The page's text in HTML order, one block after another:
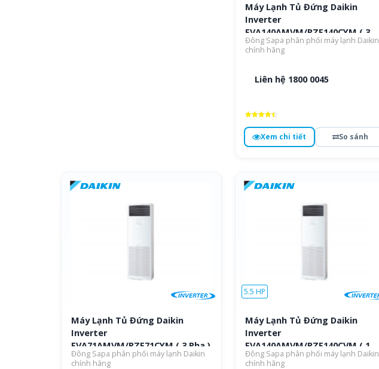
Máy Lạnh Tủ Đứng Daikin
Inverter
FVA140AMVM/RZF140CYM ( 3
Pha )
Đông Sapa phân phối máy lạnh Daikin
chính hãng
Liên hệ 1800 0045
hạng
4.6
5 saoXem chi tiết So sánh
Máy Lạnh Tủ Đứng Daikin
Inverter
FVA71AMVM/RZF71CYM ( 3 Pha )
Đông Sapa phân phối máy lạnh Daikin
chính hãng
5.5 HP
Máy Lạnh Tủ Đứng Daikin
Inverter
FVA140AMVM/RZF140CVM ( 1
Pha )
Đông Sapa phân phối máy lạnh Daikin
chính hãng